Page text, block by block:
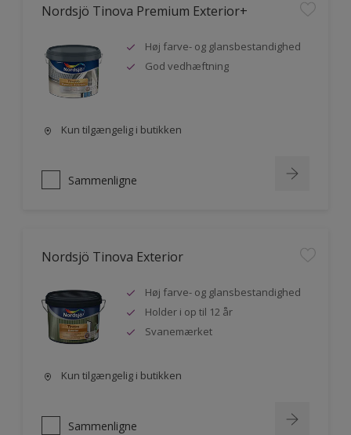
Nordsjö Tinova Premium Exterior+
Høj farve- og glansbestandighed
God vedhæftning
Kun tilgængelig i butikken
Sammenligne
Nordsjö Tinova Exterior
Høj farve- og glansbestandighed
Holder i op til 12 år
Svanemærket
Kun tilgængelig i butikken
Sammenligne